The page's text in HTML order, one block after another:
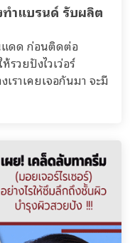
ำแบรนด์ รับผลิต
แดด ก่อนติดต่อ
รวยปังไวเว่อร์
ราเคยเจอกันมา จะมี